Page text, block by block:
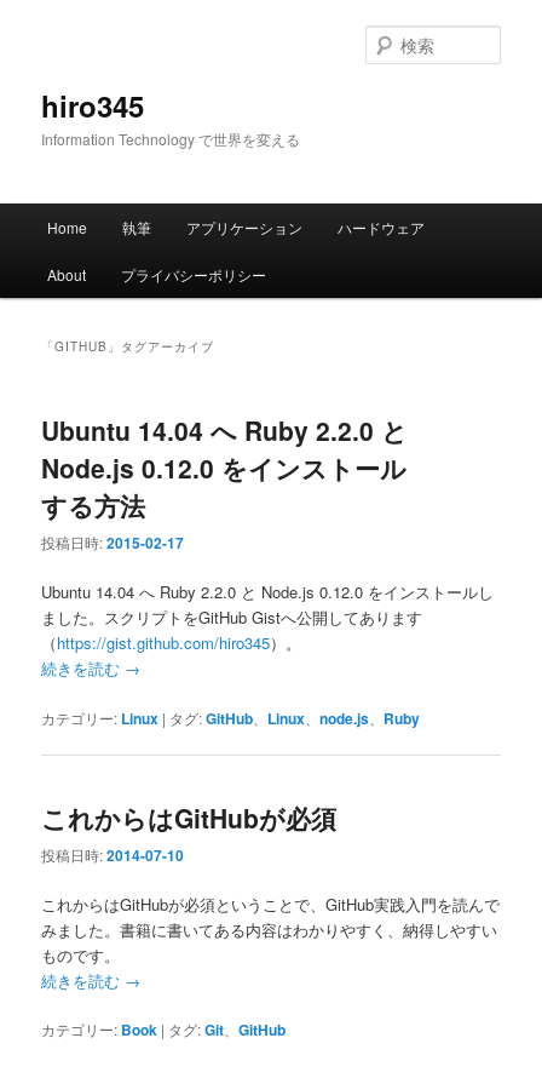
hiro345
Information Technology で世界を変える
索
メ
Home 執筆 アプリケーション ハードウェア
About プライバシーポリシー
「GITHUB 」タグアーカイブ
Ubuntu 14.04 へ Ruby 2.2.0 と
Node.js 0.12.0 をインストール
する方法
投稿日時:2015-02-17
Ubuntu 14.04 へ Ruby 2.2.0 と Node.js 0.12.0 をインストールし
ました。スクリプトをGitHub Gistへ公開してあります
（https://gist.github.com/hiro345）。
続きを読む →
カテゴリー: Linux | タグ:GitHub Linux 、node.js Ruby
これからはGitHubが必須
投稿日時:2014-07-10
これからはGitHubが必須ということで、GitHub実践入門を読んで
みました。書籍に書いてある内容はわかりやすく、納得しやすい
ものです。
続きを読む →
カテゴリー: Book | タグ:Git 、GitHub